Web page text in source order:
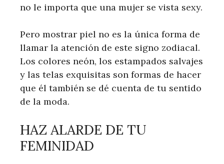
no le importa que una mujer se vista sexy.
Pero mostrar piel no es la única forma de
llamar la atención de este signo zodiacal.
Los colores neón, los estampados salvajes
y las telas exquisitas son formas de hacer
que él también se dé cuenta de tu sentido
de la moda.
HAZ ALARDE DE TU
FEMINIDAD